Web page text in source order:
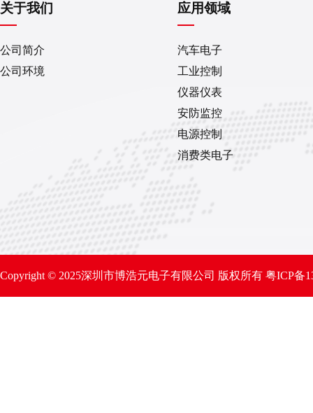
关于我们
公司简介
公司环境
应用领域
汽车电子
工业控制
仪器仪表
安防监控
电源控制
消费类电子
Copyright © 2025深圳市博浩元电子有限公司 版权所有 粤ICP备